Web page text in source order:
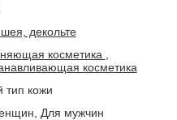
декольте
косметика
косметика
тип кожи
Для мужчин